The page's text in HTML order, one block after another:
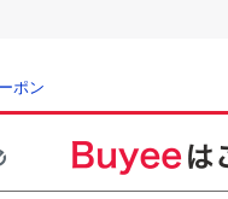
ポン